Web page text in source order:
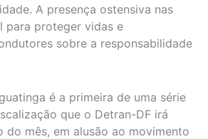
A presença ostensiva nas
para proteger vidas e
sobre a responsabilidade
é a primeira de uma série
que o Detran-DF irá
do mês, em alusão ao movimento